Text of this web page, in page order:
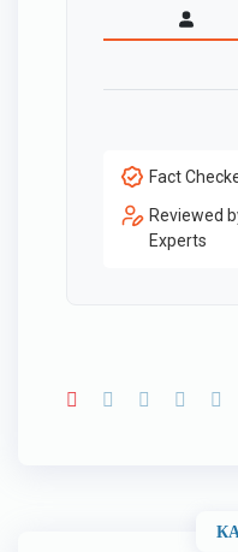
Fact
Reviewed
Experts